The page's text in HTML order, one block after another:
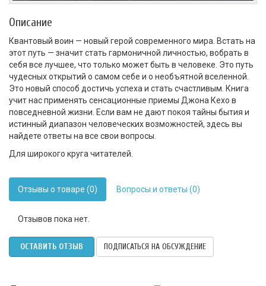
Описание
Квантовый воин — новый герой современного мира. Встать на
этот путь — значит стать гармоничной личностью, вобрать в
себя все лучшее, что только может быть в человеке. Это путь
чудесных открытий о самом себе и о необъятной вселенной.
Это новый способ достичь успеха и стать счастливым. Книга
учит нас применять сенсационные приемы Джона Кехо в
повседневной жизни. Если вам не дают покоя тайны бытия и
истинный диапазон человеческих возможностей, здесь вы
найдете ответы на все свои вопросы.
Для широкого круга читателей.
Отзывы о товаре (0) Вопросы и ответы (0)
Отзывов пока нет.
ОСТАВИТЬ ОТЗЫВ ПОДПИСАТЬСЯ НА ОБСУЖДЕНИЕ